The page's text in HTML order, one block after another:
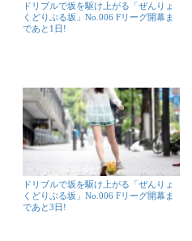
ドリブルで坂を駆け上がる「ぜんりょ
くどりぶる坂」No.006 Fリーグ開幕ま
であと1日!
ドリブルで坂を駆け上がる「ぜんりょ
くどりぶる坂」No.006 Fリーグ開幕ま
であと3日!